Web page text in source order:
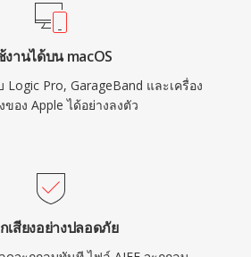
งานได้บน macOS
Logic Pro, GarageBand และเครื่อง
ของ Apple ได้อย่างลงตัว
เสียงอย่างปลอดภัย